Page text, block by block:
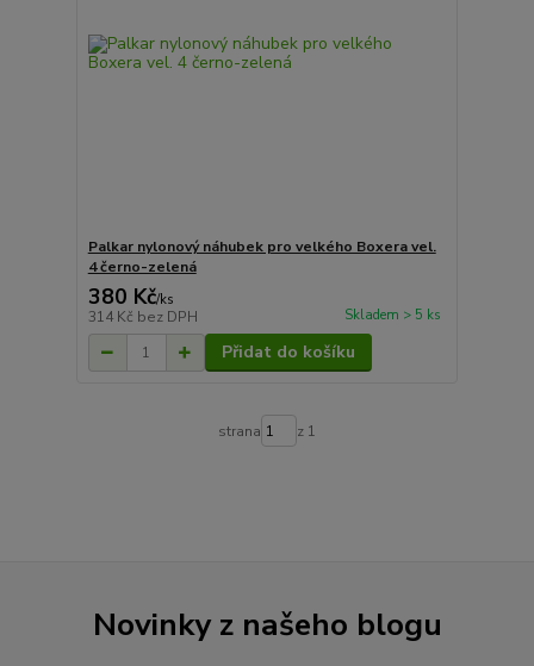
Palkar nylonový náhubek pro velkého Boxera vel.
4 černo-zelená
380 Kč/ks
314 Kč bez DPH Skladem > 5 ks
Přidat do košíku
strana z 1
Novinky z našeho blogu